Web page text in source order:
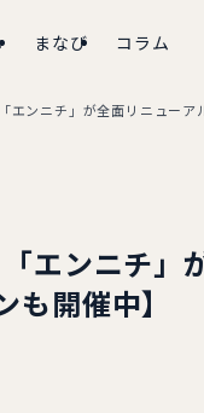
まなび コラム
エンニチ」が全面リニュー
エンニチ
も開催中】